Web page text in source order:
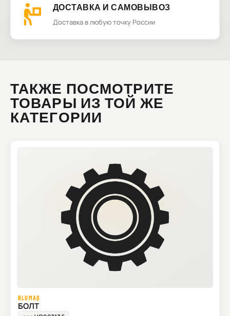
ДОСТАВКА И САМОВЫВОЗ
Доставка в любую точку России
ТАКЖЕ ПОСМОТРИТЕ
ТОВАРЫ ИЗ ТОЙ ЖЕ
КАТЕГОРИИ
BLUMAQ
БОЛТ